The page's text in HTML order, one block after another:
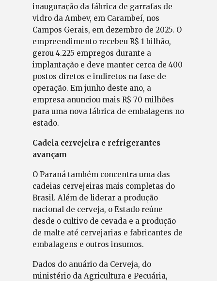
inauguração da fábrica de garrafas de
vidro da Ambev, em Carambeí, nos
Campos Gerais, em dezembro de 2025. O
empreendimento recebeu R$ 1 bilhão,
gerou 4.225 empregos durante a
implantação e deve manter cerca de 400
postos diretos e indiretos na fase de
operação. Em junho deste ano, a
empresa anunciou mais R$ 70 milhões
para uma nova fábrica de embalagens no
estado.
Cadeia cervejeira e refrigerantes
avançam
O Paraná também concentra uma das
cadeias cervejeiras mais completas do
Brasil. Além de liderar a produção
nacional de cerveja, o Estado reúne
desde o cultivo de cevada e a produção
de malte até cervejarias e fabricantes de
embalagens e outros insumos.
Dados do anuário da Cerveja, do
ministério da Agricultura e Pecuária,